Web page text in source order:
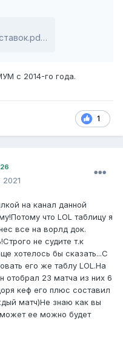
820 \u043a\u0411
с 2014-го года.
1
26
на канал данной
что LOL таблицу я
все на ворлд док.
не судите т.к
хотелось бы сказать...С
его же таблу LOL.На
отобрал 23 матча из них 6
кеф его плюс составил
матч)Не знаю как вы
может ее можно будет